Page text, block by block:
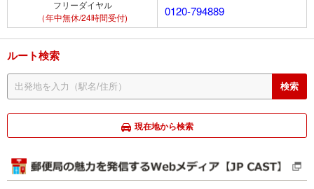
フリーダイヤル
（年中無休/24時間受付)
0120-794889
ルート検索
現在地から検索